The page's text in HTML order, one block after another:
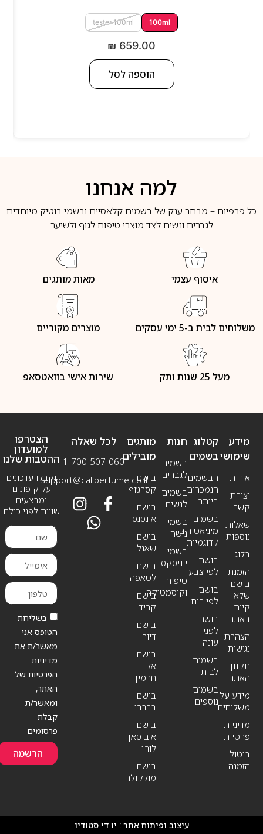
100ml
tester 100ml
₪ 659.00
הוספה לסל
למה אנחנו
כל פרפיום – מבחר ענק של בשמים קלאסיים ובשמי בוטיק מיוחדים
לגברים ונשים לצד מוצרי טיפוח לגוף ולשיער
איסוף עצמי מאות מותגים
משלוחים לבית ב-5 ימי עסקים מוצרים מקוריים
מעל 25 שנות ותק שירות אישי בוואטסאפ
מידע
שימושי
אודות
יצירת
קשר
שאלות
נוספות
בלוג
הזמנת
בושם
שלא
קיים
באתר
הצהרת
נגישות
תקנון
האתר
מידע על
משלוחים
מדיניות
פרטיות
ביטול
הזמנה
חנות
בשמים
לגברים
בשמים
לנשים
בשמי
נישה
בשמי
יוניסקס
טיפוח
וקוסמטיקה
קטלוג
בשמים
הבשמים
הנמכרים
ביותר
בשמים
מיניאטורים
/ דוגמיות
בושם
לפי צבע
בושם
לפי ריח
בושם
לפני
עונה
בשמים
לבית
בשמים
נוספים
מותגים
מובילים
בושם
קסרג’וף
בושם
אינסנס
בושם
שאנל
בושם
לטאפה
בושם
קריד
בושם
דיור
בושם
אל
חרמין
בושם
ברברי
בושם
איב סאן
לורן
בושם
מולקולה
לכל שאלה
1-700-507-060
support@callperfume.co.il
הצטרפו
למועדון
ההטבות שלנו
וקבלו עדכונים
על קופונים
ומבצעים
שווים לפני כולם
בשליחת
הטופס אני
מאשר/ת את
מדיניות
הפרטיות של
האתר,
ומאשר/ת
קבלת
פרסומים
הרשמה
עיצוב ופיתוח אתר : יו די סטודיו